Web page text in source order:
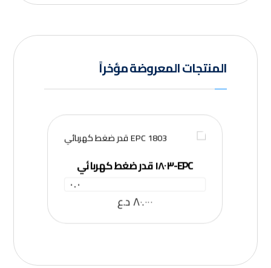
المنتجات المعروضة مؤخراً
EPC-١٨٠٣ قدر ضغط كهربائي
٠.٠
٨٠.٠٠٠د.ع